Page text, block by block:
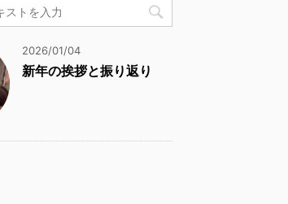
2026/01/04
新年の挨拶と振り返り